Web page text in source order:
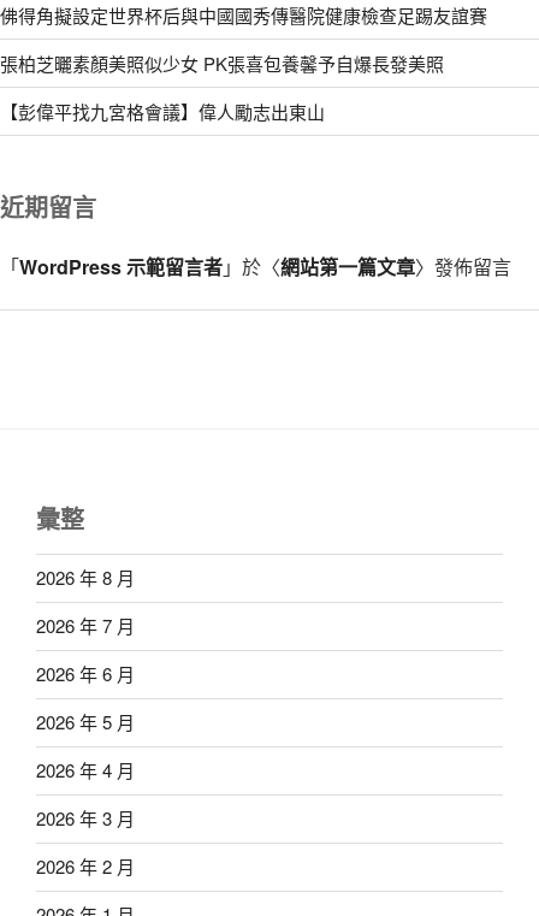
佛得角擬設定世界杯后與中國國秀傳醫院健康檢查足踢友誼賽
張柏芝曬素顏美照似少女 PK張喜包養馨予自爆長發美照
【彭偉平找九宮格會議】偉人勵志出東山
近期留言
「WordPress 示範留言者」於〈網站第一篇文章〉發佈留言
彙整
2026 年 8 月
2026 年 7 月
2026 年 6 月
2026 年 5 月
2026 年 4 月
2026 年 3 月
2026 年 2 月